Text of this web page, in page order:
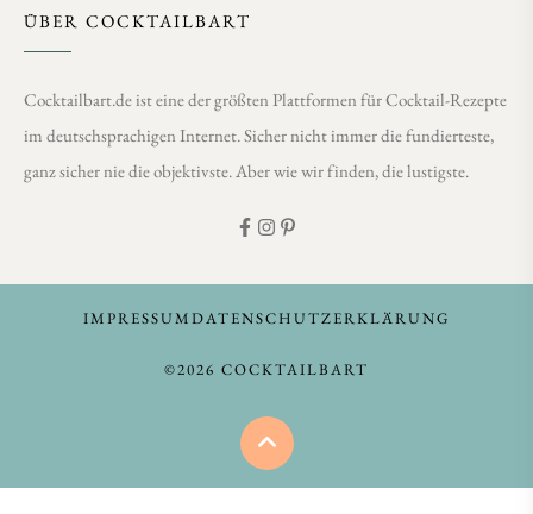
ÜBER COCKTAILBART
Cocktailbart.de ist eine der größten Plattformen für Cocktail-Rezepte
im deutschsprachigen Internet. Sicher nicht immer die fundierteste,
ganz sicher nie die objektivste. Aber wie wir finden, die lustigste.
IMPRESSUMDATENSCHUTZERKLÄRUNG
©2026 COCKTAILBART